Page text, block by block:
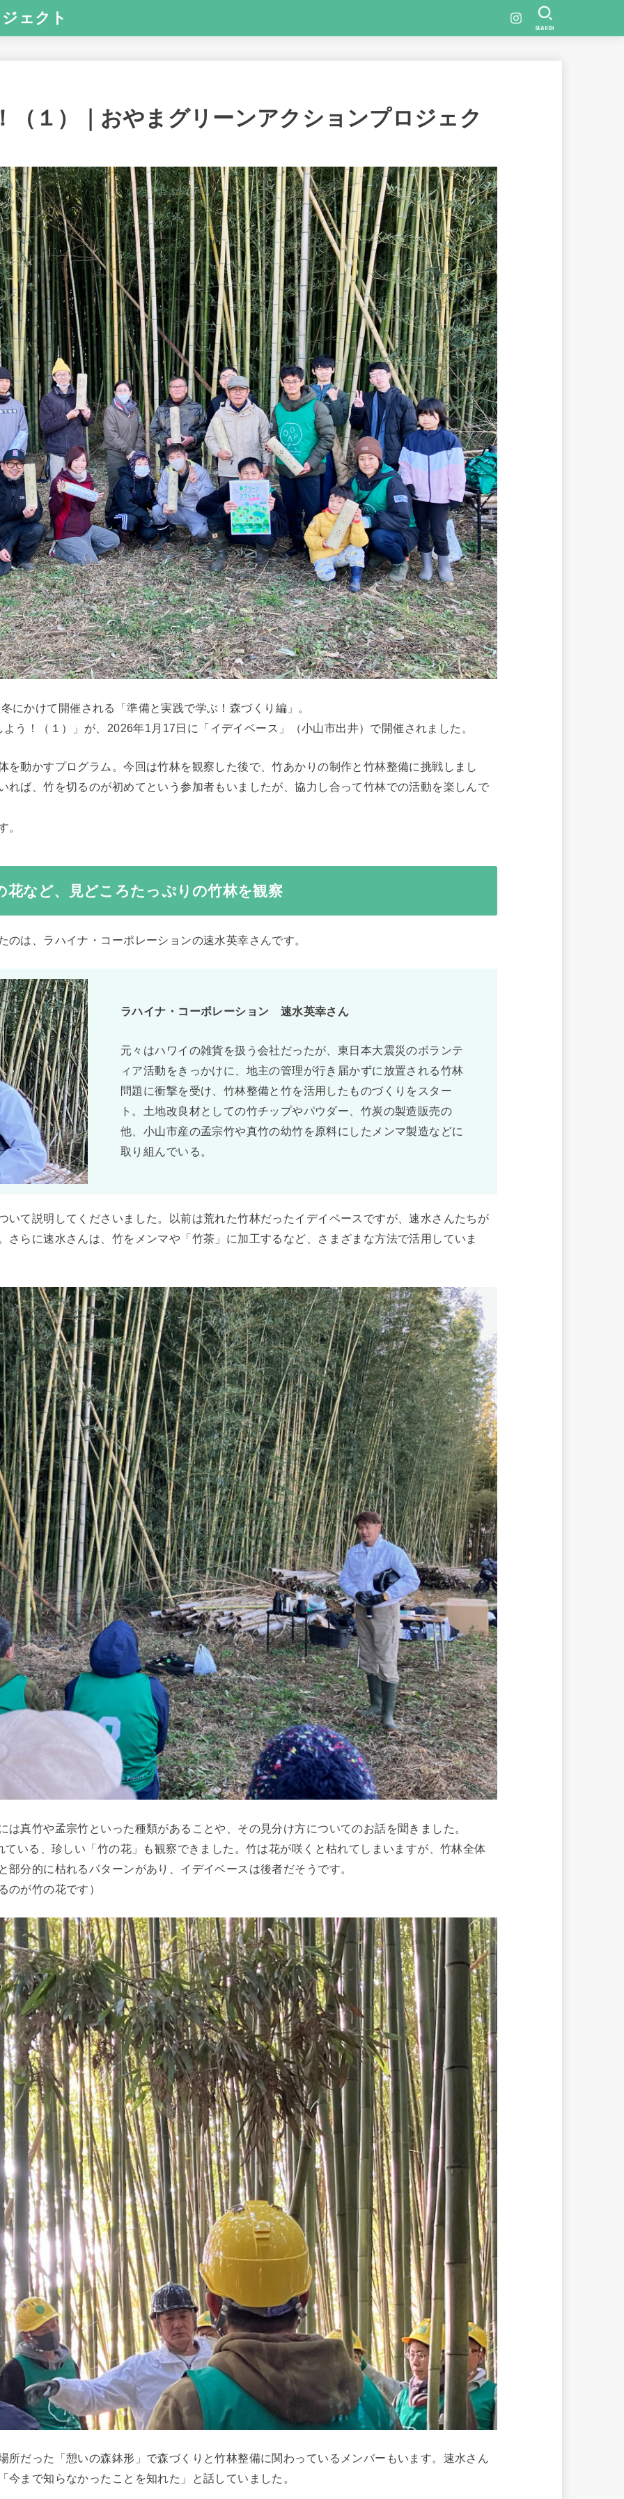
ェクト
SEARCH
（１）｜おやまグリーンアクションプロジェク
にかけて開催される「準備と実践で学ぶ！森づくり編」。
う！（１）」が、2026年1月17日に「イデイベース」（小山市出井）で開催されました。
を動かすプログラム。今回は竹林を観察した後で、竹あかりの制作と竹林整備に挑戦しまし
れば、竹を切るのが初めてという参加者もいましたが、協力し合って竹林での活動を楽しんで
。
花など、見どころたっぷりの竹林を観察
は、ラハイナ・コーポレーションの速水英幸さんです。
ラハイナ・コーポレーション 速水英幸さん
元々はハワイの雑貨を扱う会社だったが、東日本大震災のボランテ
ィア活動をきっかけに、地主の管理が行き届かずに放置される竹林
問題に衝撃を受け、竹林整備と竹を活用したものづくりをスター
ト。土地改良材としての竹チップやパウダー、竹炭の製造販売の
他、小山市産の孟宗竹や真竹の幼竹を原料にしたメンマ製造などに
取り組んでいる。
いて説明してくださいました。以前は荒れた竹林だったイデイベースですが、速水さんたちが
さらに速水さんは、竹をメンマや「竹茶」に加工するなど、さまざまな方法で活用していま
は真竹や孟宗竹といった種類があることや、その見分け方についてのお話を聞きました。
いる、珍しい「竹の花」も観察できました。竹は花が咲くと枯れてしまいますが、竹林全体
部分的に枯れるパターンがあり、イデイベースは後者だそうです。
のが竹の花です）
所だった「憩いの森鉢形」で森づくりと竹林整備に関わっているメンバーもいます。速水さん
まで知らなかったことを知れた」と話していました。